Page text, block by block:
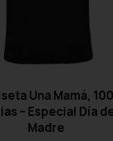
Una Mamá,
– Especial Día
Madre